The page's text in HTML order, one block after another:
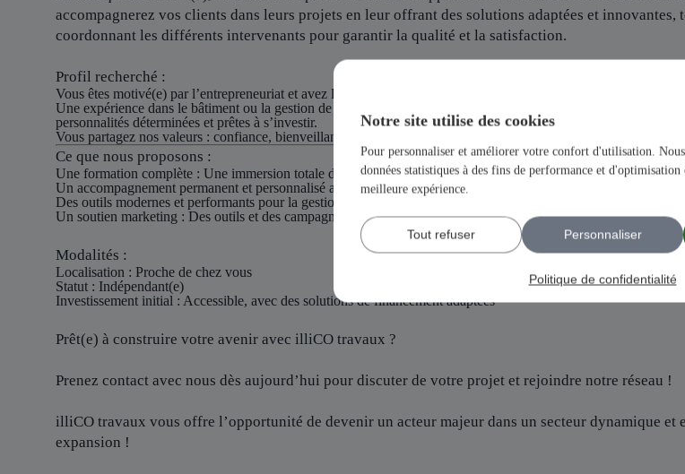
Notre site utilise des cookies
Pour personnaliser et améliorer votre confort d'utilisation.
données statistiques à des fins de performance et
meilleure expérience.
Tout refuser Personnaliser
Politique de confidentialité
accompagnerez vos clients dans leurs projets en leur offrant des solutions adaptées et innovantes,
coordonnant les différents intervenants pour garantir la qualité et la satisfaction.
Profil recherché :
Vous êtes motivé(e) par l’entrepreneuriat et avez le désir de bâtir un projet solide et structuré.
Une expérience dans le bâtiment ou la gestion de projets est un atout, mais pas indispensable, nous recherchons
personnalités déterminées et prêtes à s’investir.
Vous partagez nos valeurs : confiance, bienveillance et esprit de famille
Ce que nous proposons :
Une formation complète : Une immersion totale dans le métier pour maîtriser tous les aspects de votre future
Un accompagnement permanent et personnalisé avec des interlocuteurs dédié pour chacun de vos besoins
Des outils modernes et performants pour la gestion et le développement de votre activité.
Un soutien marketing : Des outils et des campagnes de communication pour booster votre visibilité.
Modalités :
Localisation : Proche de chez vous
Statut : Indépendant(e)
Investissement initial : Accessible, avec des solutions de financement adaptées
Prêt(e) à construire votre avenir avec illiCO travaux ?
Prenez contact avec nous dès aujourd’hui pour discuter de votre projet et rejoindre notre réseau !
illiCO travaux vous offre l’opportunité de devenir un acteur majeur dans un secteur dynamique et
expansion !